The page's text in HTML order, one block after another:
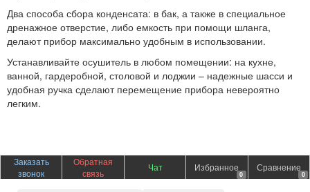
Два способа сбора конденсата: в бак, а также в специальное
дренажное отверстие, либо емкость при помощи шланга,
делают прибор максимально удобным в использовании.
Устанавливайте осушитель в любом помещении: на кухне,
ванной, гардеробной, столовой и лоджии – надежные шасси и
удобная ручка сделают перемещение прибора невероятно
легким.
Заказать
звонок
Обратная
связь
Чат Избранное
0
Сравнение
0